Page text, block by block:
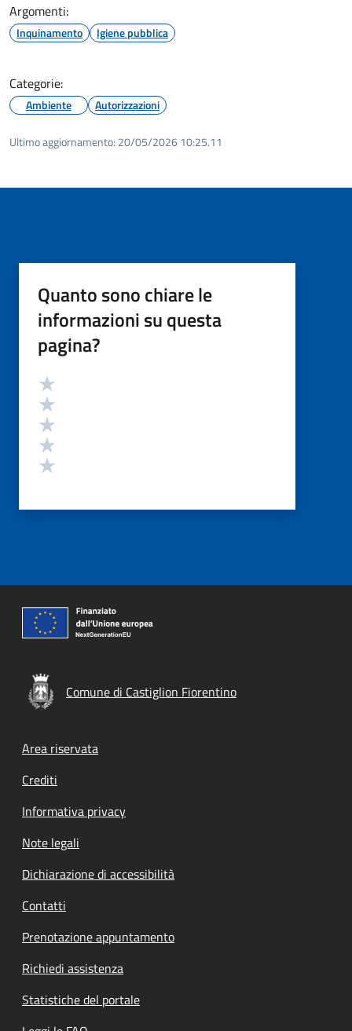
Argomenti:
Inquinamento Igiene pubblica
Categorie:
Ambiente Autorizzazioni
Ultimo aggiornamento: 20/05/2026 10:25.11
Quanto sono chiare le
informazioni su questa
pagina?
Valutazione
Comune di Castiglion Fiorentino
Footer menu
Area riservata
Crediti
Informativa privacy
Note legali
Dichiarazione di accessibilità
Contatti
Prenotazione appuntamento
Richiedi assistenza
Statistiche del portale